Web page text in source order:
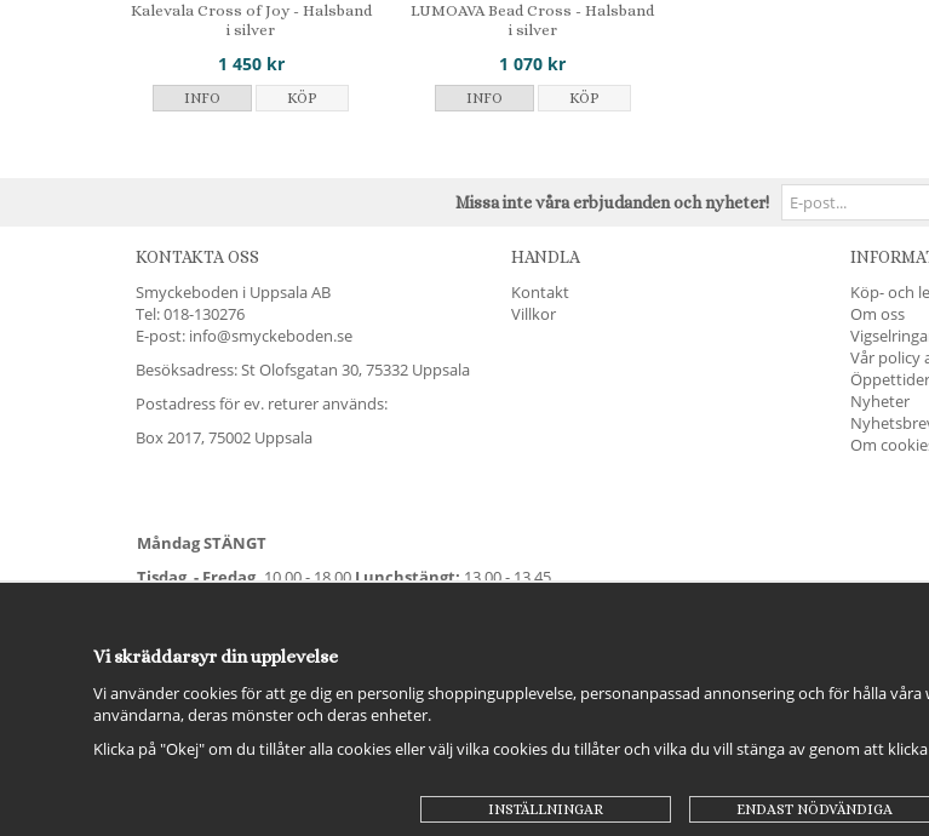
Kalevala Cross of Joy - Halsband
i silver
1 450 kr
INFO KÖP
LUMOAVA Bead Cross - Halsband
i silver
1 070 kr
INFO KÖP
Missa inte våra erbjudanden och nyheter!
KONTAKTA OSS
Smyckeboden i Uppsala AB
Tel:018-130276
E-post: info@smyckeboden.se
Besöksadress: St Olofsgatan 30, 75332 Uppsala
Postadress för ev. returer används:
Box 2017, 75002 Uppsala
Måndag STÄNGT
Tisdag - Fredag, 10.00 - 18.00 Lunchstängt: 13.00 - 13.45
För avvikande öppettider:
HANDLA
Kontakt
Villkor
Köp- och
Om oss
Vår policy
Öppettider
Nyheter
Om
Vi skräddarsyr din upplevelse
Vi använder cookies för att ge dig en personlig shoppingupplevelse, personanpassad annonsering och för hålla
användarna, deras mönster och deras enheter.
Klicka på "Okej" om du tillåter alla cookies eller välj vilka cookies du tillåter och vilka du vill stänga av genom att
INSTÄLLNINGAR ENDAST NÖDVÄNDIGA